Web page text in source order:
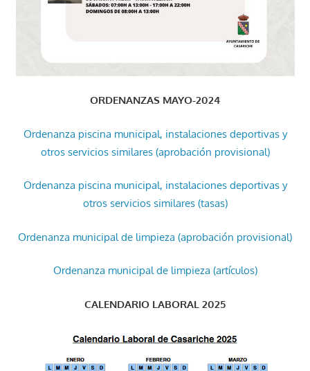
ORDENANZAS MAYO-2024
Ordenanza piscina municipal, instalaciones deportivas y
otros servicios similares (aprobación provisional)
Ordenanza piscina municipal, instalaciones deportivas y
otros servicios similares (tasas)
Ordenanza municipal de limpieza (aprobación provisional)
Ordenanza municipal de limpieza (artículos)
CALENDARIO LABORAL 2025